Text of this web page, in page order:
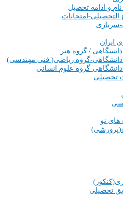
و ادامه تحصیل
امتحانات
سربازی
ایران
/ گروه هنر
گروه ریاضی( فنی مهندسی)
گروه علوم انسانی
تحصیلی
نو
تحصیلی